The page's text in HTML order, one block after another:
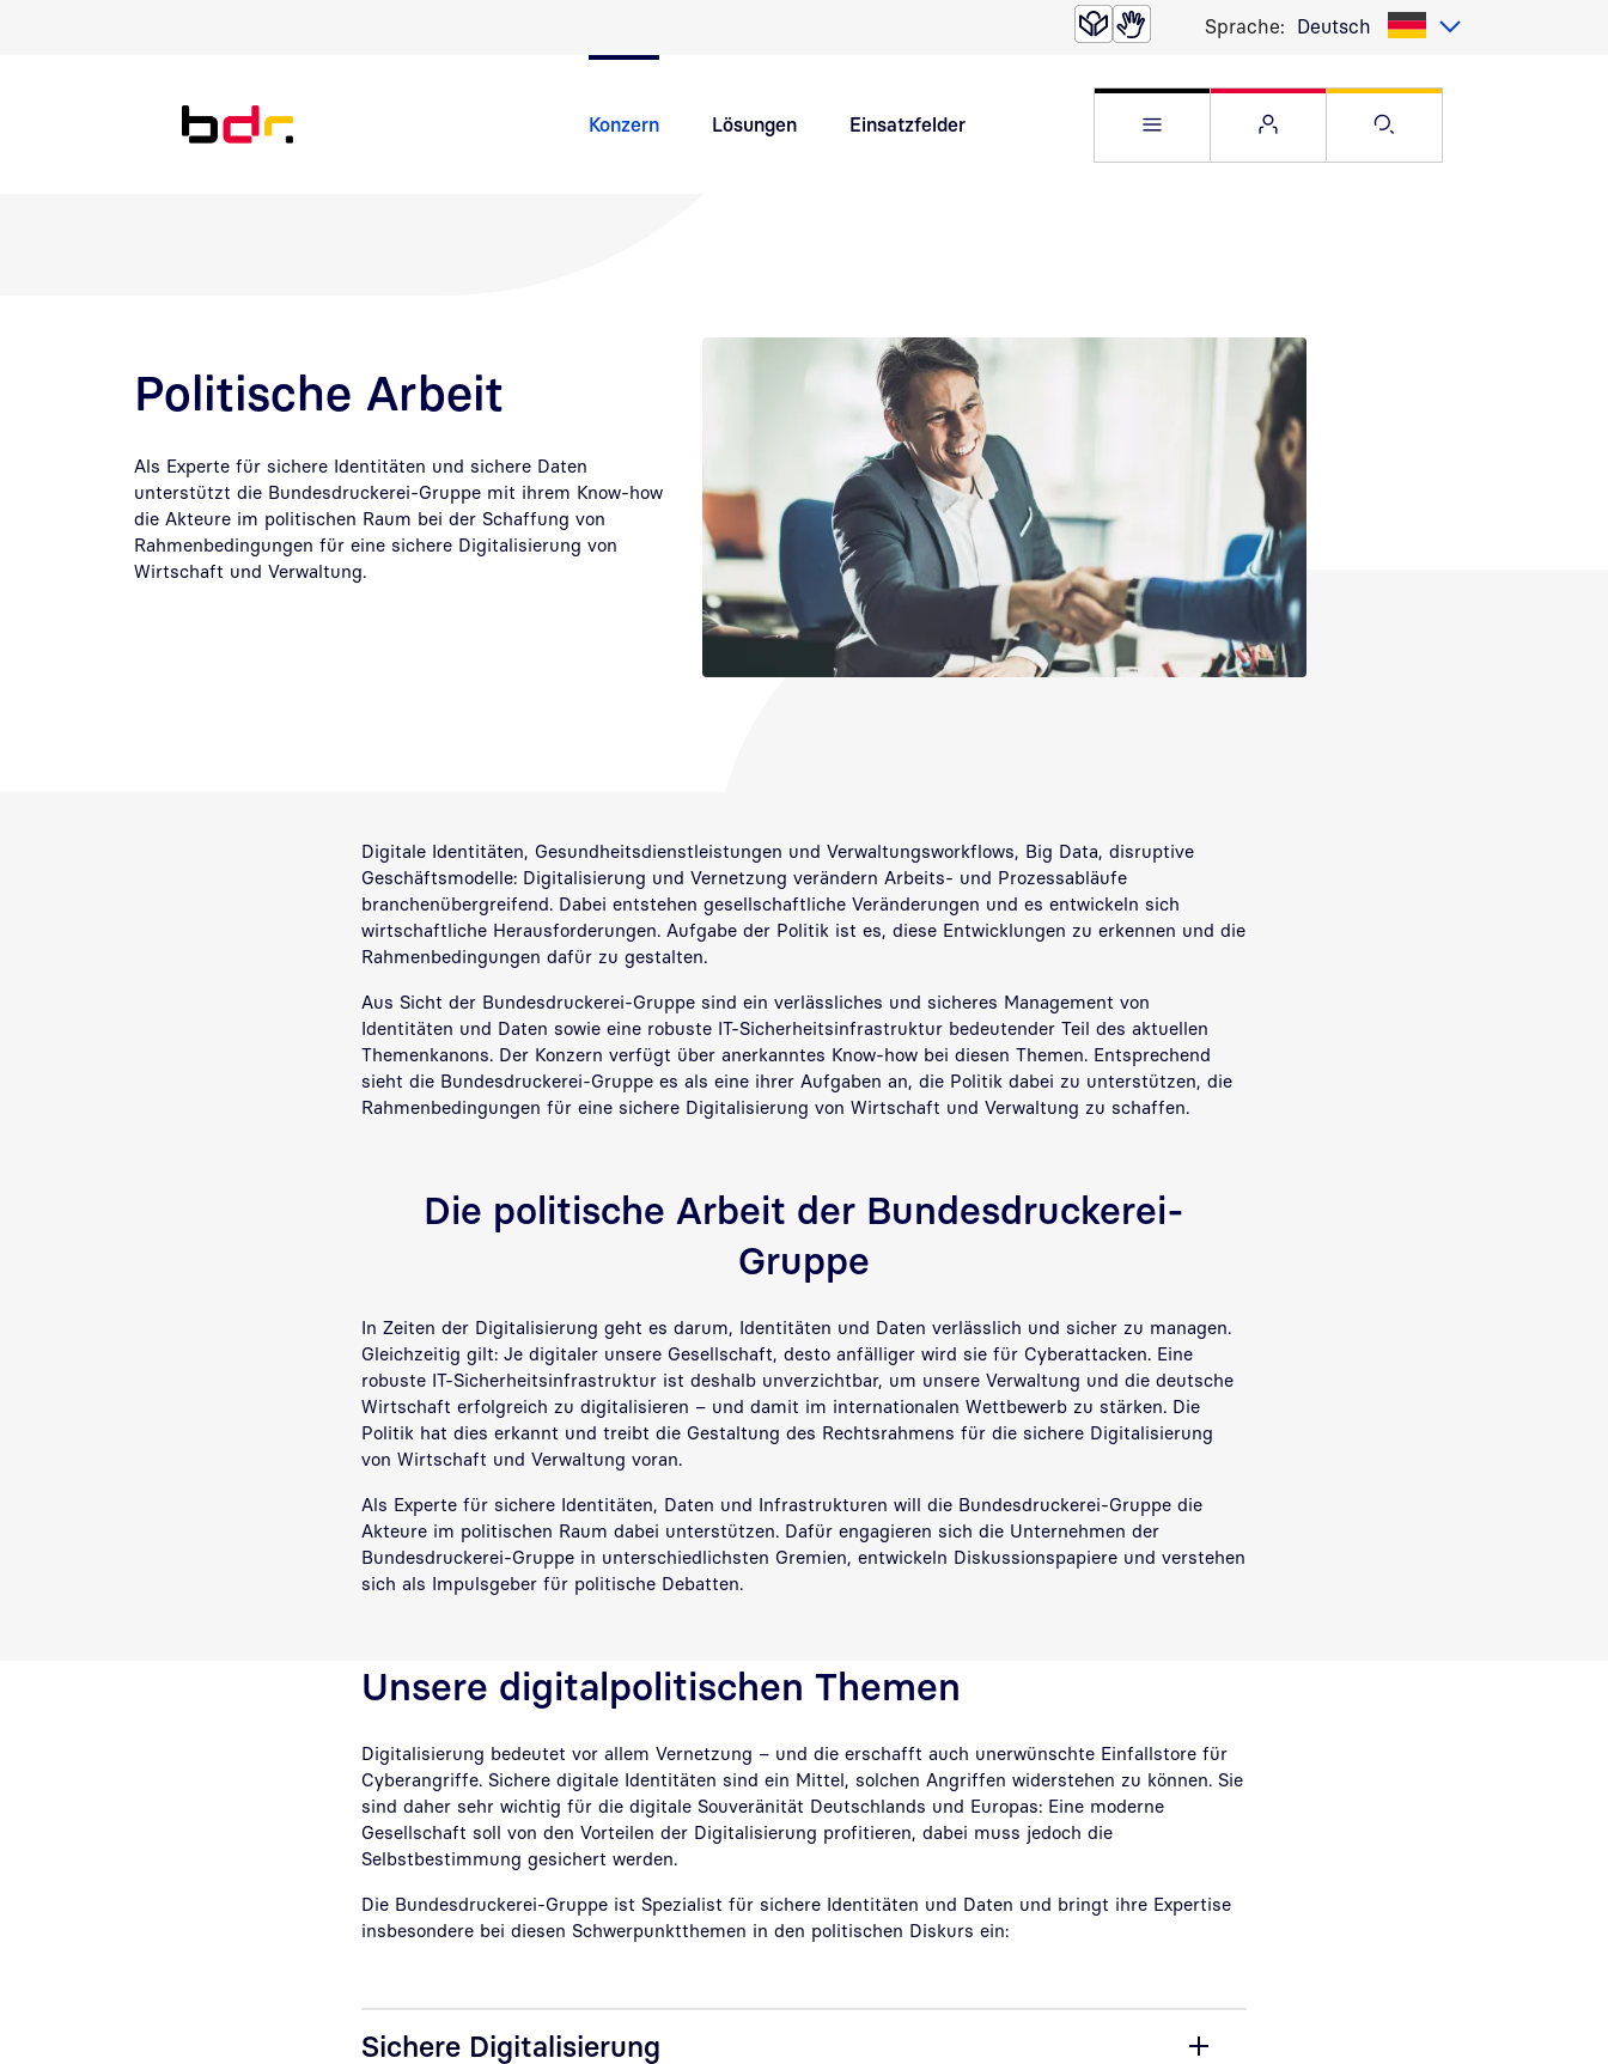
Sprache: Deutsch
Schnellnavigation Hauptthemen
Konzern Lösungen Einsatzfelder Websitemenü öffnenService Menü öffnen
Suche öffnen
Politische Arbeit
Als Experte für sichere Identitäten und sichere Daten
unterstützt die Bundesdruckerei-Gruppe mit ihrem Know-how
die Akteure im politischen Raum bei der Schaffung von
Rahmenbedingungen für eine sichere Digitalisierung von
Wirtschaft und Verwaltung.
Digitale Identitäten, Gesundheitsdienstleistungen und Verwaltungsworkflows, Big Data, disruptive
Geschäftsmodelle: Digitalisierung und Vernetzung verändern Arbeits- und Prozessabläufe
branchenübergreifend. Dabei entstehen gesellschaftliche Veränderungen und es entwickeln sich
wirtschaftliche Herausforderungen. Aufgabe der Politik ist es, diese Entwicklungen zu erkennen und die
Rahmenbedingungen dafür zu gestalten.
Aus Sicht der Bundesdruckerei-Gruppe sind ein verlässliches und sicheres Management von
Identitäten und Daten sowie eine robuste IT-Sicherheitsinfrastruktur bedeutender Teil des aktuellen
Themenkanons. Der Konzern verfügt über anerkanntes Know-how bei diesen Themen. Entsprechend
sieht die Bundesdruckerei-Gruppe es als eine ihrer Aufgaben an, die Politik dabei zu unterstützen, die
Rahmenbedingungen für eine sichere Digitalisierung von Wirtschaft und Verwaltung zu schaffen.
Die politische Arbeit der Bundesdruckerei-
Gruppe
In Zeiten der Digitalisierung geht es darum, Identitäten und Daten verlässlich und sicher zu managen.
Gleichzeitig gilt: Je digitaler unsere Gesellschaft, desto anfälliger wird sie für Cyberattacken. Eine
robuste IT-Sicherheitsinfrastruktur ist deshalb unverzichtbar, um unsere Verwaltung und die deutsche
Wirtschaft erfolgreich zu digitalisieren – und damit im internationalen Wettbewerb zu stärken. Die
Politik hat dies erkannt und treibt die Gestaltung des Rechtsrahmens für die sichere Digitalisierung
von Wirtschaft und Verwaltung voran.
Als Experte für sichere Identitäten, Daten und Infrastrukturen will die Bundesdruckerei-Gruppe die
Akteure im politischen Raum dabei unterstützen. Dafür engagieren sich die Unternehmen der
Bundesdruckerei-Gruppe in unterschiedlichsten Gremien, entwickeln Diskussionspapiere und verstehen
sich als Impulsgeber für politische Debatten.
Unsere digitalpolitischen Themen
Digitalisierung bedeutet vor allem Vernetzung – und die erschafft auch unerwünschte Einfallstore für
Cyberangriffe. Sichere digitale Identitäten sind ein Mittel, solchen Angriffen widerstehen zu können. Sie
sind daher sehr wichtig für die digitale Souveränität Deutschlands und Europas: Eine moderne
Gesellschaft soll von den Vorteilen der Digitalisierung profitieren, dabei muss jedoch die
Selbstbestimmung gesichert werden.
Die Bundesdruckerei-Gruppe ist Spezialist für sichere Identitäten und Daten und bringt ihre Expertise
insbesondere bei diesen Schwerpunktthemen in den politischen Diskurs ein:
Sichere Digitalisierung